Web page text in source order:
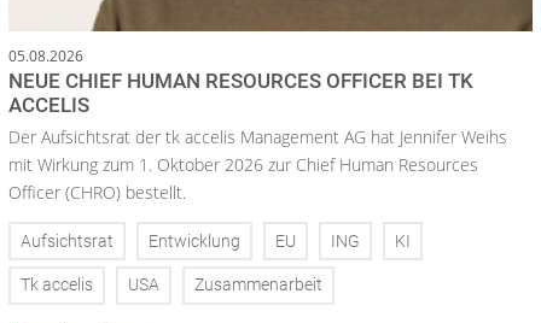
05.08.2026
NEUE CHIEF HUMAN RESOURCES OFFICER BEI TK
ACCELIS
Der Aufsichtsrat der tk accelis Management AG hat Jennifer Weihs
mit Wirkung zum 1. Oktober 2026 zur Chief Human Resources
Officer (CHRO) bestellt.
Aufsichtsrat Entwicklung EU ING KI
Tk accelis USA Zusammenarbeit